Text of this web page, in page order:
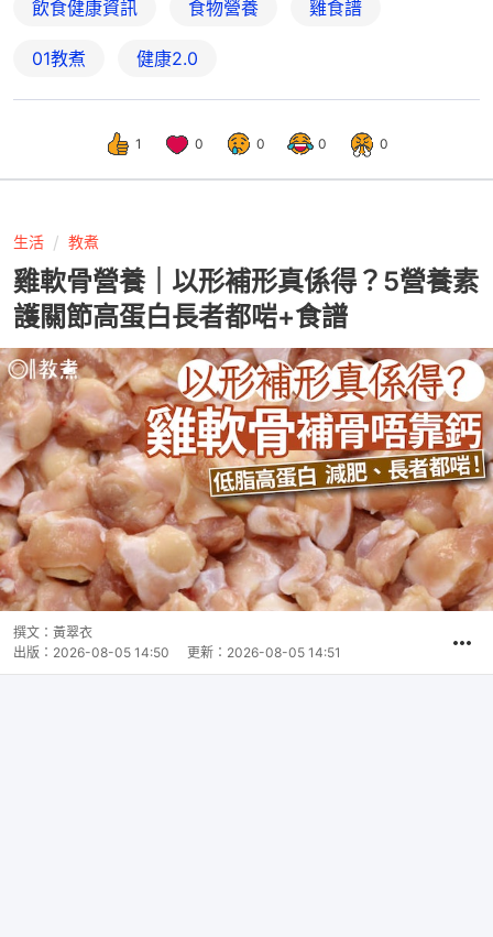
飲食健康資訊 食物營養 雞食譜
01教煮 健康2.0
1 0 0 0 0
生活 教煮
雞軟骨營養｜以形補形真係得？5營養素
護關節高蛋白長者都啱+食譜
撰文： 黃翠衣
出版： 2026-08-05 14:50 更新： 2026-08-05 14:51